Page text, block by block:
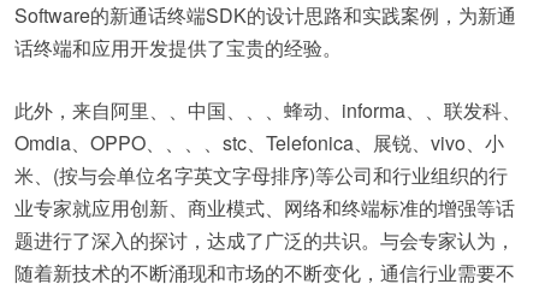
Software的新通话终端SDK的设计思路和实践案例，为新通
话终端和应用开发提供了宝贵的经验。
此外，来自阿里、、中国、、、蜂动、informa、、联发科、
Omdia、OPPO、、、、stc、Telefonica、展锐、vivo、小
米、(按与会单位名字英文字母排序)等公司和行业组织的行
业专家就应用创新、商业模式、网络和终端标准的增强等话
题进行了深入的探讨，达成了广泛的共识。与会专家认为，
随着新技术的不断涌现和市场的不断变化，通信行业需要不